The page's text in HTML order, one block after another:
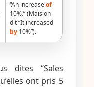
“An increaseof
10%.” (Mais on
dit “It increased
by 10%”).
dites “Sales
ont pris 5